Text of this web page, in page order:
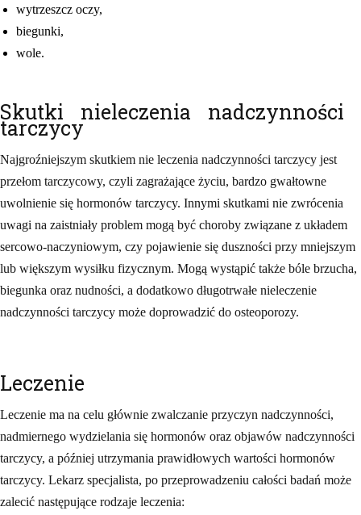
wytrzeszcz oczy,
biegunki,
wole.
Skutki nieleczenia nadczynności
tarczycy
Najgroźniejszym skutkiem nie leczenia nadczynności tarczycy jest
przełom tarczycowy, czyli zagrażające życiu, bardzo gwałtowne
uwolnienie się hormonów tarczycy. Innymi skutkami nie zwrócenia
uwagi na zaistniały problem mogą być choroby związane z układem
sercowo-naczyniowym, czy pojawienie się duszności przy mniejszym
lub większym wysiłku fizycznym. Mogą wystąpić także bóle brzucha,
biegunka oraz nudności, a dodatkowo długotrwałe nieleczenie
nadczynności tarczycy może doprowadzić do osteoporozy.
Leczenie
Leczenie ma na celu głównie zwalczanie przyczyn nadczynności,
nadmiernego wydzielania się hormonów oraz objawów nadczynności
tarczycy, a później utrzymania prawidłowych wartości hormonów
tarczycy. Lekarz specjalista, po przeprowadzeniu całości badań może
zalecić następujące rodzaje leczenia: